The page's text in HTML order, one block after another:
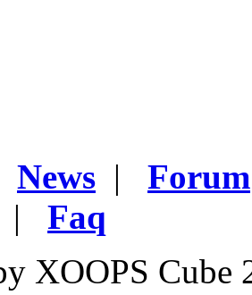
News | Forum
| Faq
XOOPS